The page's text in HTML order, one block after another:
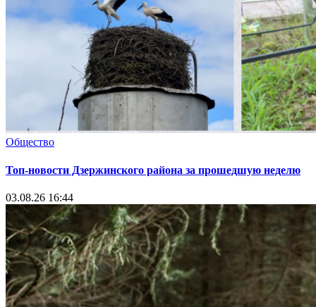
Общество
Топ-новости Дзержинского района за прошедшую неделю
03.08.26 16:44